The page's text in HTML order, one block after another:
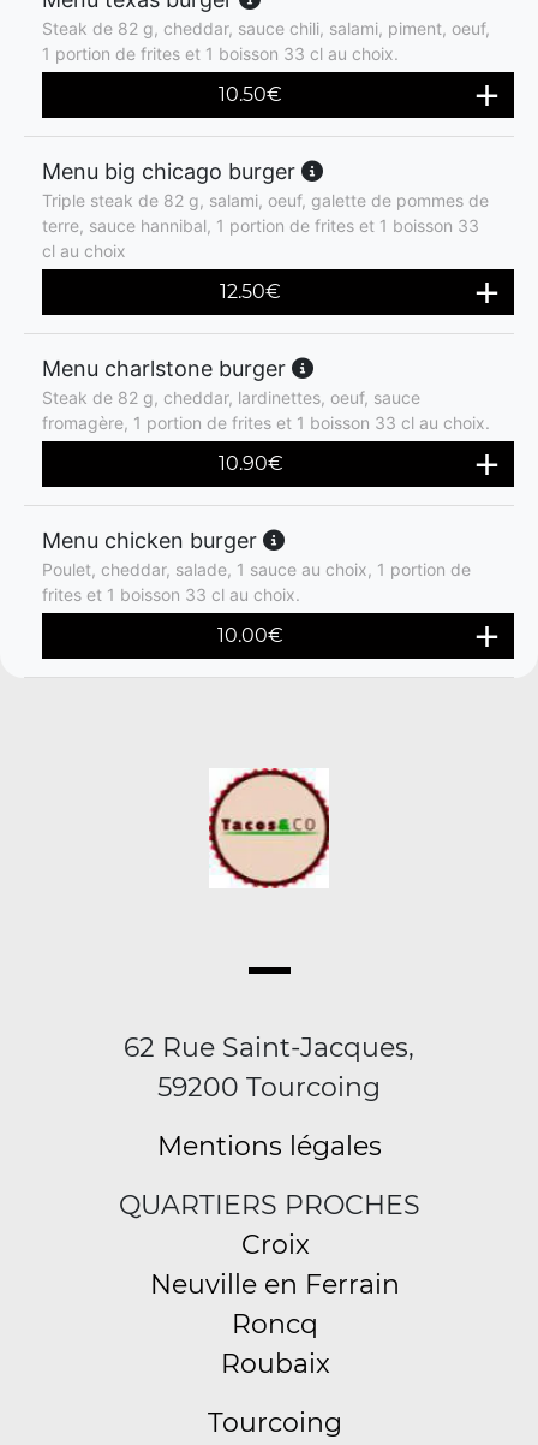
Steak de 82 g, cheddar, sauce chili, salami, piment, oeuf,
1 portion de frites et 1 boisson 33 cl au choix.
10.50€
Menu big chicago burger
Triple steak de 82 g, salami, oeuf, galette de pommes de
terre, sauce hannibal, 1 portion de frites et 1 boisson 33
cl au choix
12.50€
Menu charlstone burger
Steak de 82 g, cheddar, lardinettes, oeuf, sauce
fromagère, 1 portion de frites et 1 boisson 33 cl au choix.
10.90€
Menu chicken burger
Poulet, cheddar, salade, 1 sauce au choix, 1 portion de
frites et 1 boisson 33 cl au choix.
10.00€
62 Rue Saint-Jacques,
59200 Tourcoing
Mentions légales
QUARTIERS PROCHES
Croix
Neuville en Ferrain
Roncq
Roubaix
Tourcoing